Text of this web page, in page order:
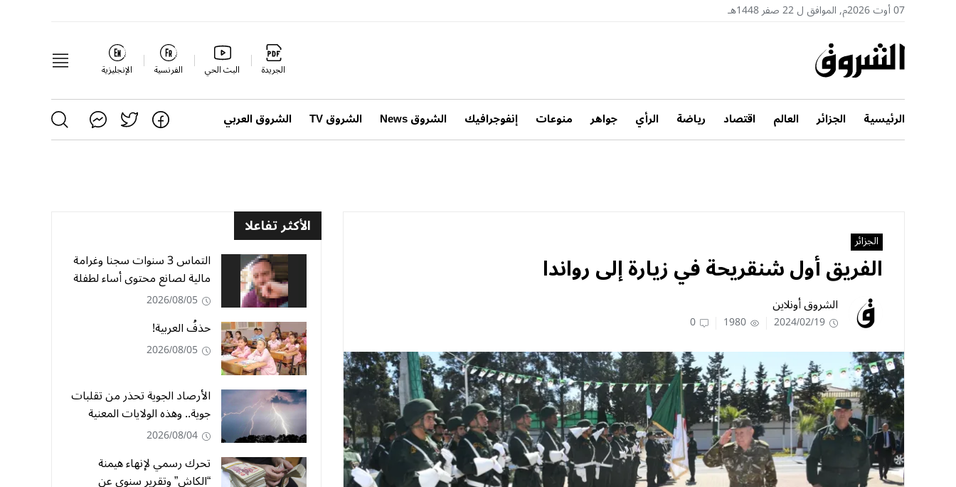
07 أوت 2026م, الموافق ل 22 صفر 1448هـ
الجريدة البث الحي الفرنسية الإنجليزية
الرئيسية الجزائر العالم اقتصاد رياضة الرأي جواهر منوعات إنفوجرافيك الشروق News الشروق TV الشروق العربي
الجزائر
الفريق أول شنقريحة في زيارة إلى رواندا
الشروق أونلاين
2024/02/19
1980
0
الأكثر تفاعلا
التماس 3 سنوات سجنا وغرامة
مالية لصانع محتوى أساء لطفلة
2026/08/05
حذفُ العربية!
2026/08/05
الأرصاد الجوية تحذر من تقلبات
جوية.. وهذه الولايات المعنية
2026/08/04
تحرك رسمي لإنهاء هيمنة
“الكاش” وتقرير سنوي عن